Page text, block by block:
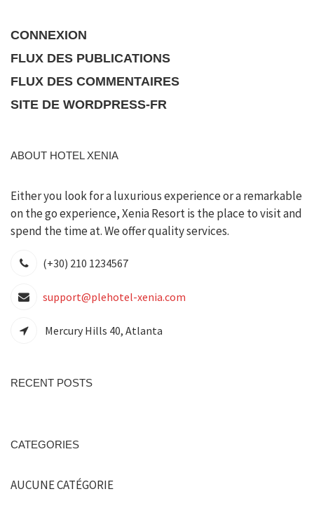
CONNEXION
FLUX DES PUBLICATIONS
FLUX DES COMMENTAIRES
SITE DE WORDPRESS-FR
ABOUT HOTEL XENIA
Either you look for a luxurious experience or a remarkable
on the go experience, Xenia Resort is the place to visit and
spend the time at. We offer quality services.
(+30) 210 1234567
support@plehotel-xenia.com
Mercury Hills 40, Atlanta
RECENT POSTS
CATEGORIES
AUCUNE CATÉGORIE